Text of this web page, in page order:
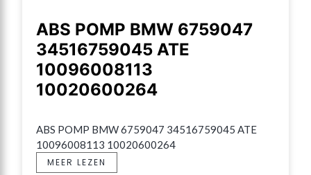
ABS POMP BMW 6759047
34516759045 ATE
10096008113
10020600264
ABS POMP BMW 6759047 34516759045 ATE
10096008113 10020600264
MEER LEZEN